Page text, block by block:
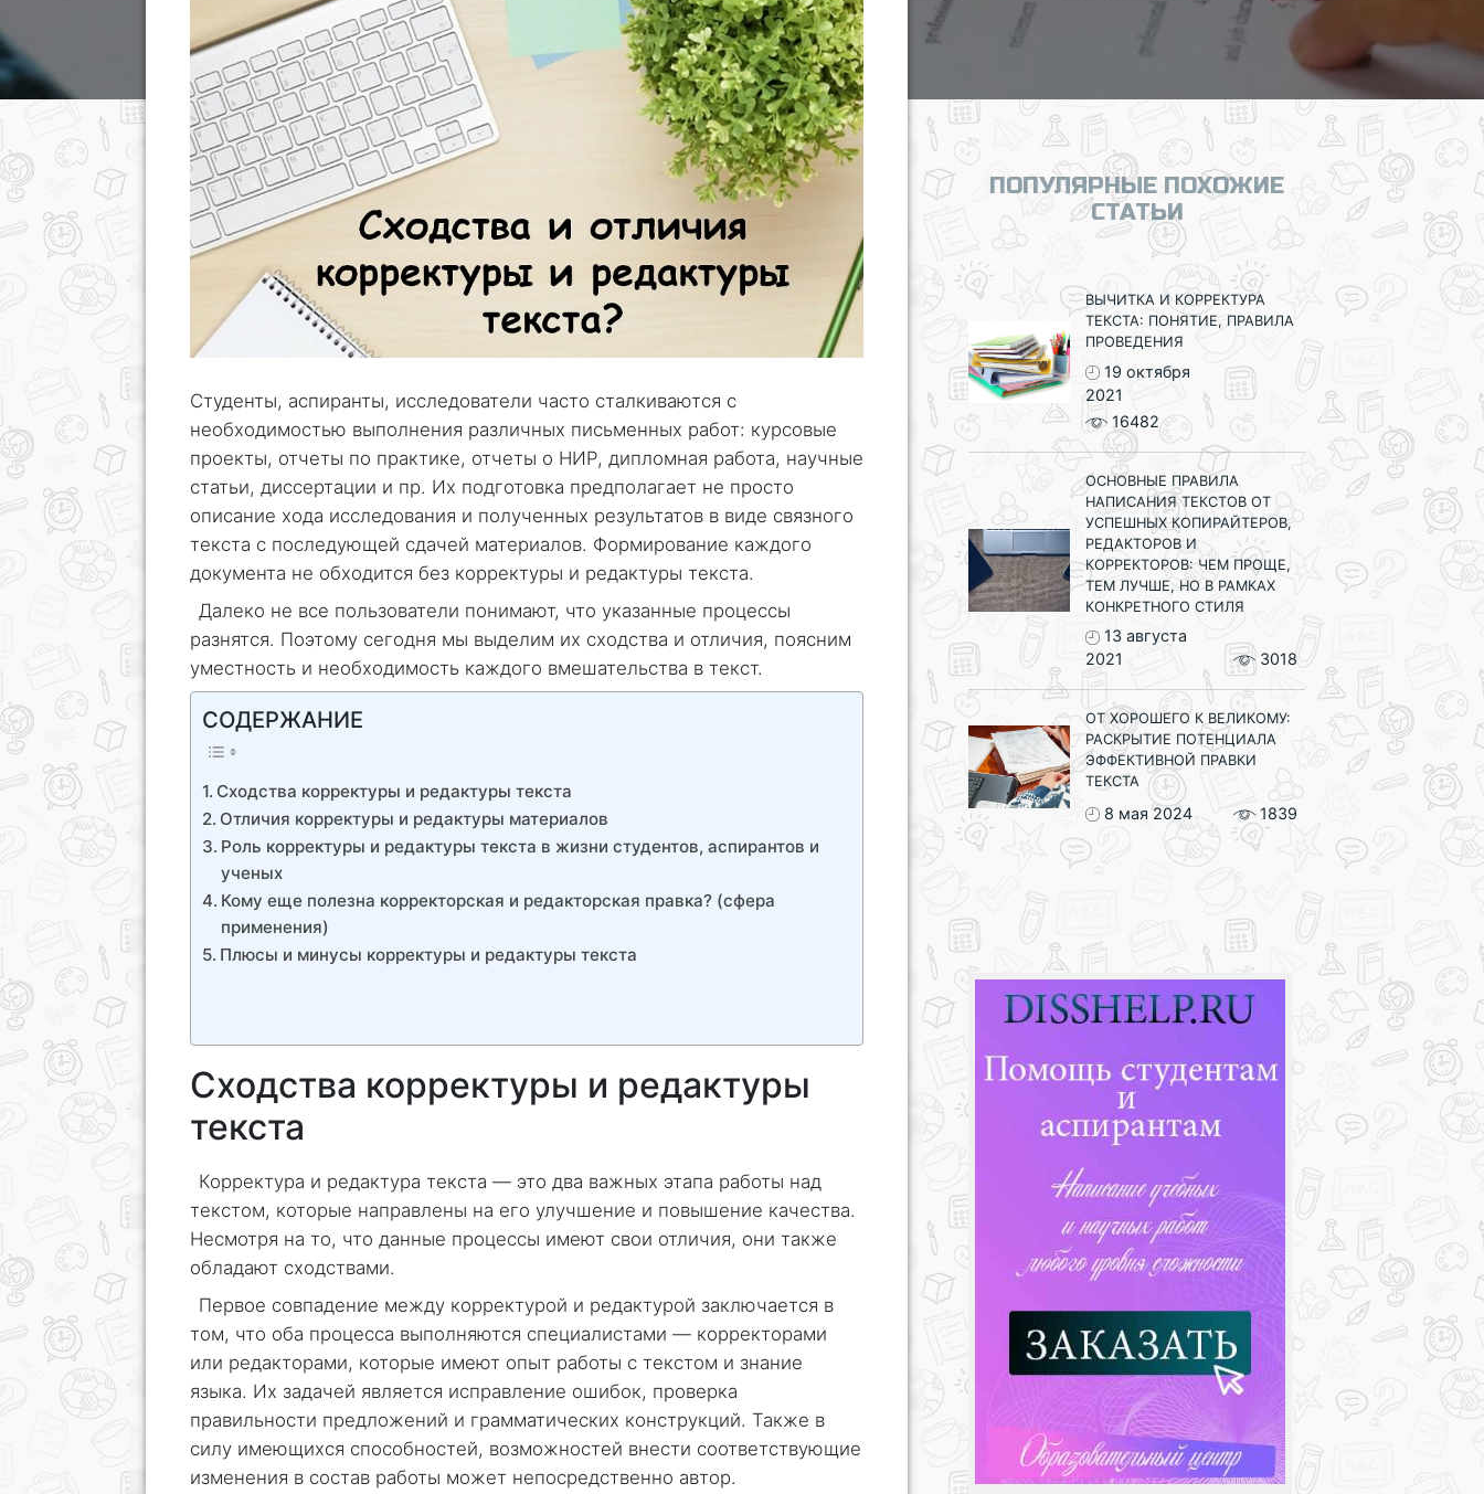
Студенты, аспиранты, исследователи часто сталкиваются с
необходимостью выполнения различных письменных работ: курсовые
проекты, отчеты по практике, отчеты о НИР, дипломная работа, научные
статьи, диссертации и пр. Их подготовка предполагает не просто
описание хода исследования и полученных результатов в виде связного
текста с последующей сдачей материалов. Формирование каждого
документа не обходится без корректуры и редактуры текста.
Далеко не все пользователи понимают, что указанные процессы
разнятся. Поэтому сегодня мы выделим их сходства и отличия, поясним
уместность и необходимость каждого вмешательства в текст.
СОДЕРЖАНИЕ
Сходства корректуры и редактуры текста
Отличия корректуры и редактуры материалов
Роль корректуры и редактуры текста в жизни студентов, аспирантов и
ученых
Кому еще полезна корректорская и редакторская правка? (сфера
применения)
Плюсы и минусы корректуры и редактуры текста
Сходства корректуры и редактуры
текста
Корректура и редактура текста — это два важных этапа работы над
текстом, которые направлены на его улучшение и повышение качества.
Несмотря на то, что данные процессы имеют свои отличия, они также
обладают сходствами.
Первое совпадение между корректурой и редактурой заключается в
том, что оба процесса выполняются специалистами — корректорами
или редакторами, которые имеют опыт работы с текстом и знание
языка. Их задачей является исправление ошибок, проверка
правильности предложений и грамматических конструкций. Также в
силу имеющихся способностей, возможностей внести соответствующие
изменения в состав работы может непосредственно автор.
ПОПУЛЯРНЫЕ ПОХОЖИЕ
СТАТЬИ
ВЫЧИТКА И КОРРЕКТУРА
ТЕКСТА: ПОНЯТИЕ, ПРАВИЛА
ПРОВЕДЕНИЯ
19 октября
2021
16482
ОСНОВНЫЕ ПРАВИЛА
НАПИСАНИЯ ТЕКСТОВ ОТ
УСПЕШНЫХ КОПИРАЙТЕРОВ,
РЕДАКТОРОВ И
КОРРЕКТОРОВ: ЧЕМ ПРОЩЕ,
ТЕМ ЛУЧШЕ, НО В РАМКАХ
КОНКРЕТНОГО СТИЛЯ
13 августа
2021
3018
ОТ ХОРОШЕГО К ВЕЛИКОМУ:
РАСКРЫТИЕ ПОТЕНЦИАЛА
ЭФФЕКТИВНОЙ ПРАВКИ
ТЕКСТА
8 мая 2024 1839